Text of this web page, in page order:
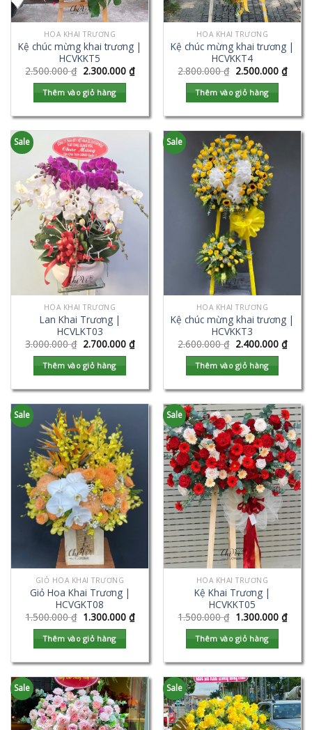
HOA KHAI TRƯƠNG
Kệ chúc mừng khai trương |
HCVKKT5
2.500.000₫ 2.300.000 ₫
Thêm vào giỏ hàng
HOA KHAI TRƯƠNG
Kệ chúc mừng khai trương |
HCVKKT4
2.800.000₫ 2.500.000 ₫
Thêm vào giỏ hàng
Sale
HOA KHAI TRƯƠNG
Lan Khai Trương |
HCVLKT03
3.000.000₫ 2.700.000 ₫
Thêm vào giỏ hàng
Sale
HOA KHAI TRƯƠNG
Kệ chúc mừng khai trương |
HCVKKT3
2.600.000₫ 2.400.000 ₫
Thêm vào giỏ hàng
Sale
GIỎ HOA KHAI TRƯƠNG
Giỏ Hoa Khai Trương |
HCVGKT08
1.500.000₫ 1.300.000 ₫
Thêm vào giỏ hàng
Sale
HOA KHAI TRƯƠNG
Kệ Khai Trương |
HCVKKT05
1.500.000₫ 1.300.000 ₫
Thêm vào giỏ hàng
Sale Sale